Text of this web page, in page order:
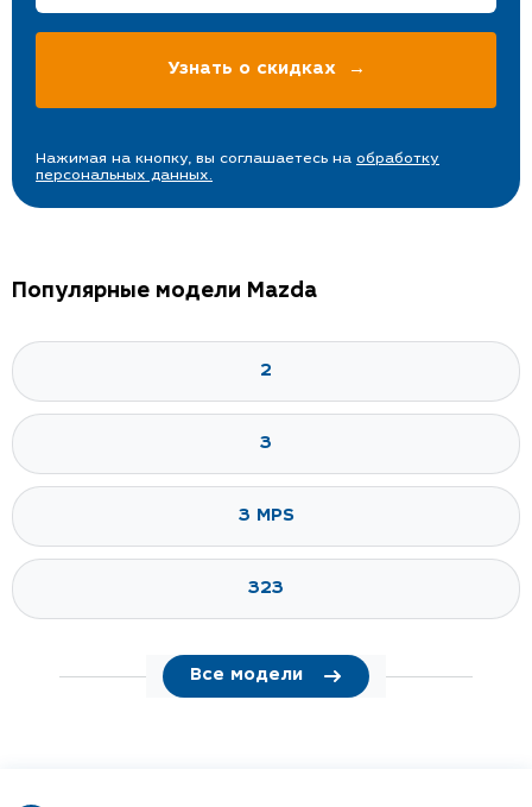
Нажимая на кнопку, вы соглашаетесь на обработку
персональных данных.
Популярные модели Mazda
2
3
3 MPS
323
Все модели